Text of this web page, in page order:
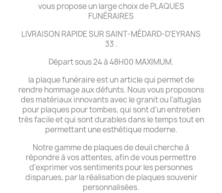
vous propose un large choix de PLAQUES
FUNÉRAIRES
LIVRAISON RAPIDE SUR SAINT-MÉDARD-D'EYRANS
33 .
Départ sous 24 à 48H00 MAXIMUM.
la plaque funéraire est un article qui permet de
rendre hommage aux défunts. Nous vous proposons
des matériaux innovants avec le granit ou l'altuglas
pour plaques pour tombes, qui sont d'un entretien
très facile et qui sont durables dans le temps tout en
permettant une esthétique moderne.
Notre gamme de plaques de deuil cherche à
répondre à vos attentes, afin de vous permettre
d'exprimer vos sentiments pour les personnes
disparues, par la réalisation de plaques souvenir
personnalisées.